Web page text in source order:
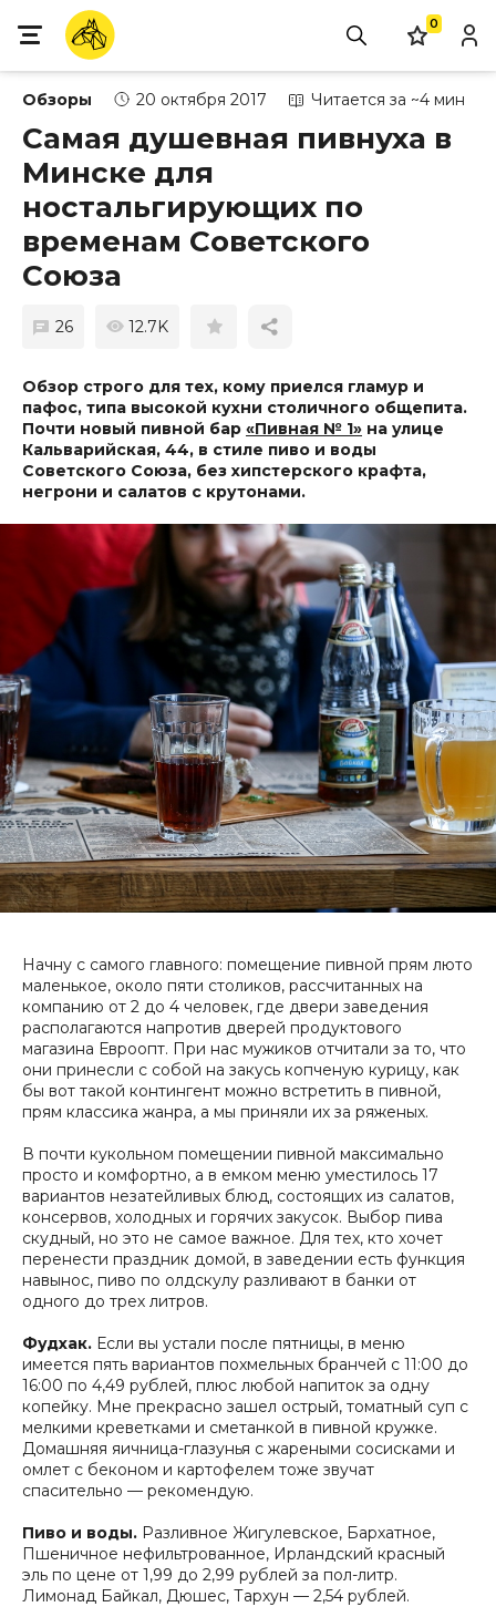
0
Обзоры 20 октября 2017 Читается за ~4 мин
Самая душевная пивнуха в
Минске для
ностальгирующих по
временам Советского
Союза
26 12.7K
Обзор строго для тех, кому приелся гламур и
пафос, типа высокой кухни столичного общепита.
Почти новый пивной бар «Пивная № 1» на улице
Кальварийская, 44, в стиле пиво и воды
Советского Союза, без хипстерского крафта,
негрони и салатов с крутонами.
Начну с самого главного: помещение пивной прям люто
маленькое, около пяти столиков, рассчитанных на
компанию от 2 до 4 человек, где двери заведения
располагаются напротив дверей продуктового
магазина Евроопт. При нас мужиков отчитали за то, что
они принесли с собой на закусь копченую курицу, как
бы вот такой контингент можно встретить в пивной,
прям классика жанра, а мы приняли их за ряженых.
В почти кукольном помещении пивной максимально
просто и комфортно, а в емком меню уместилось 17
вариантов незатейливых блюд, состоящих из салатов,
консервов, холодных и горячих закусок. Выбор пива
скудный, но это не самое важное. Для тех, кто хочет
перенести праздник домой, в заведении есть функция
навынос, пиво по олдскулу разливают в банки от
одного до трех литров.
Фудхак. Если вы устали после пятницы, в меню
имеется пять вариантов похмельных бранчей с 11:00 до
16:00 по 4,49 рублей, плюс любой напиток за одну
копейку. Мне прекрасно зашел острый, томатный суп с
мелкими креветками и сметанкой в пивной кружке.
Домашняя яичница-глазунья с жареными сосисками и
омлет с беконом и картофелем тоже звучат
спасительно — рекомендую.
Пиво и воды. Разливное Жигулевское, Бархатное,
Пшеничное нефильтрованное, Ирландский красный
эль по цене от 1,99 до 2,99 рублей за пол-литр.
Лимонад Байкал, Дюшес, Тархун — 2,54 рублей.